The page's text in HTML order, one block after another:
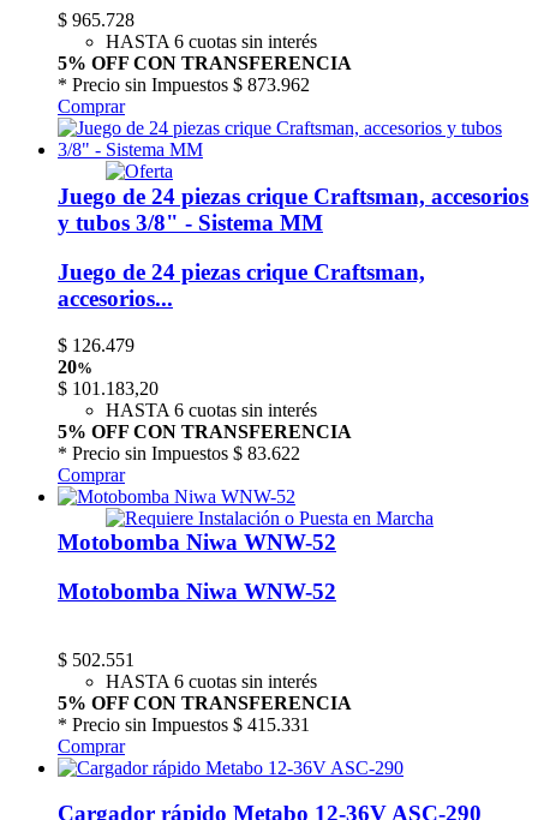
$ 965.728
HASTA 6 cuotas sin interés
5% OFF CON TRANSFERENCIA
* Precio sin Impuestos $ 873.962
Comprar
Juego de 24 piezas crique Craftsman, accesorios
y tubos 3/8" - Sistema MM
Juego de 24 piezas crique Craftsman,
accesorios...
$ 126.479
20%
$ 101.183,20
HASTA 6 cuotas sin interés
5% OFF CON TRANSFERENCIA
* Precio sin Impuestos $ 83.622
Comprar
Motobomba Niwa WNW-52
Motobomba Niwa WNW-52
$ 502.551
HASTA 6 cuotas sin interés
5% OFF CON TRANSFERENCIA
* Precio sin Impuestos $ 415.331
Comprar
Cargador rápido Metabo 12-36V ASC-290